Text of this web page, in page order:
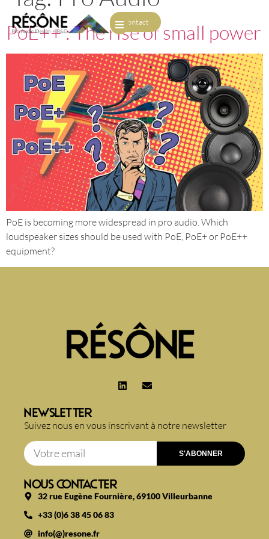
Contact
PoE++ : The rise of small power
PoE is becoming more widespread in pro audio. Which
loudspeaker sizes should be used with PoE, PoE+ or PoE++
equipment?
NEWSLETTER
Suivez nous en vous inscrivant à notre newsletter
S'ABONNER
NOUS CONTACTER
32 rue Eugène Fournière, 69100 Villeurbanne
+33 (0)6 38 45 06 83
info(@)resone.fr